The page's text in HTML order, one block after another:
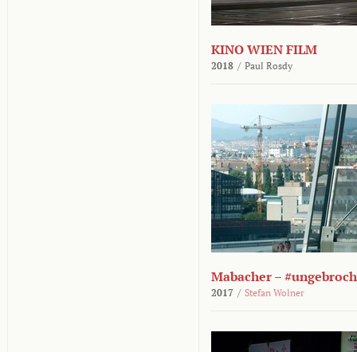
KINO WIEN FILM
2018 / Paul Rosdy
Mabacher –
2017 / Stefan Wolner